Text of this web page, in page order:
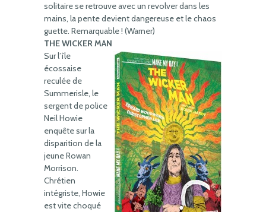
solitaire se retrouve avec un revolver dans les
mains, la pente devient dangereuse et le chaos
guette. Remarquable ! (Warner)
THE WICKER MAN
Sur l’île
écossaise
reculée de
Summerisle, le
sergent de police
Neil Howie
enquête sur la
disparition de la
jeune Rowan
Morrison.
Chrétien
intégriste, Howie
est vite choqué